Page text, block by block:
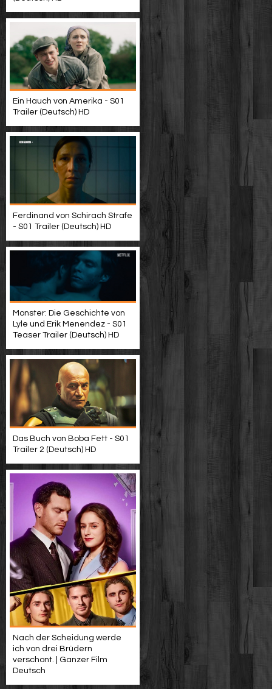
Ein Hauch von Amerika - S01
Trailer (Deutsch) HD
Ferdinand von Schirach Strafe
- S01 Trailer (Deutsch) HD
Monster: Die Geschichte von
Lyle und Erik Menendez - S01
Teaser Trailer (Deutsch) HD
Das Buch von Boba Fett - S01
Trailer 2 (Deutsch) HD
Nach der Scheidung werde
ich von drei Brüdern
verschont. | Ganzer Film
Deutsch